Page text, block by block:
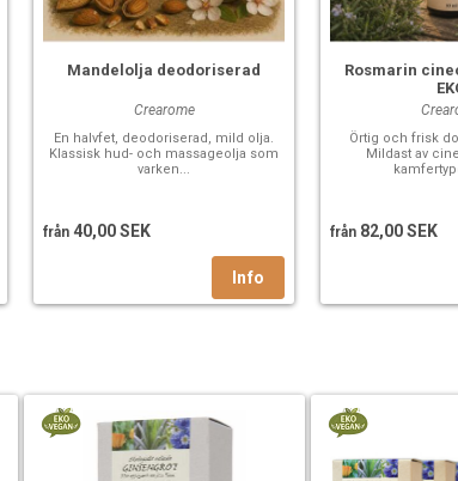
Mandelolja deodoriserad
Crearome
En halvfet, deodoriserad, mild olja.
Klassisk hud- och massageolja som
varken...
från 40,00 SEK
Rosmarin
Örtig och frisk
Mildast av
från 82,00 SEK